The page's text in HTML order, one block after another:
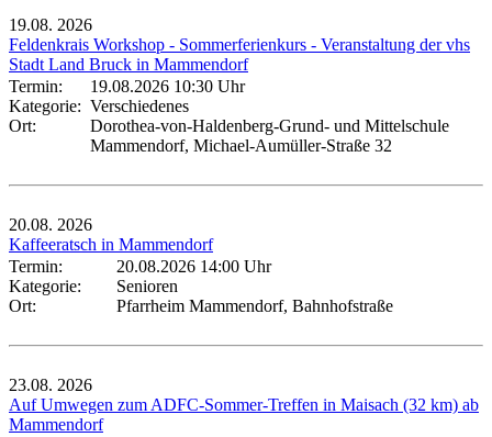
19.08. 2026
Feldenkrais Workshop - Sommerferienkurs - Veranstaltung der vhs
Stadt Land Bruck in Mammendorf
Termin:
19.08.2026 10:30 Uhr
Kategorie: Verschiedenes
Ort:
Dorothea-von-Haldenberg-Grund- und Mittelschule
Mammendorf, Michael-Aumüller-Straße 32
20.08. 2026
Kaffeeratsch in Mammendorf
Termin:
20.08.2026 14:00 Uhr
Kategorie:
Senioren
Ort:
Pfarrheim Mammendorf, Bahnhofstraße
23.08. 2026
Auf Umwegen zum ADFC-Sommer-Treffen in Maisach (32 km) ab
Mammendorf